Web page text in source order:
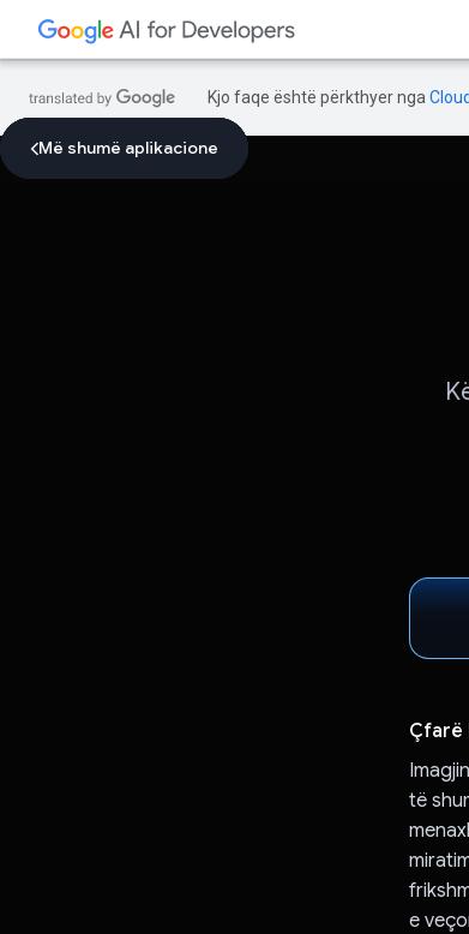
Kjo faqe është përkthyer nga
Më shumë aplikacione
Çfarë
të
e
Më shumë aplikacione
Më shumë aplikacione